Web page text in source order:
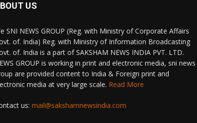
US
SNI NEWS GROUP (Reg. with Ministry of Corporate Affairs
of. India) Reg. with Ministry of Information Broadcasting
of. India is a part of SAKSHAM NEWS INDIA PVT. LTD.
GROUP is working in print and electronic media, sni news
are provided content to India & Foreign print and
media at very large scale. Read More
us: mail@sakshamnewsindia.com